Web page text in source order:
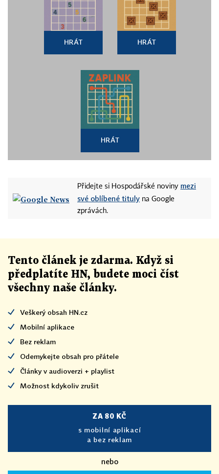
HRÁT HRÁT
HRÁT
Přidejte si Hospodářské noviny mezi
své oblíbené tituly na Google
zprávách.
Tento článek je zdarma. Když si
předplatíte HN, budete moci číst
všechny naše články.
Veškerý obsah HN.cz
Mobilní aplikace
Bez reklam
Odemykejte obsah pro přátele
Články v audioverzi + playlist
Možnost kdykoliv zrušit
ZA 80 KČ
s mobilní aplikací
a bez reklam
nebo